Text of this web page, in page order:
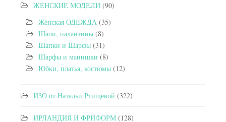
ЖЕНСКИЕ МОДЕЛИ (90)
Женская ОДЕЖДА (35)
Шали, палантины (8)
Шапки и Шарфы (31)
Шарфы и манишки (8)
Юбки, платья, костюмы (12)
ИЗО от Натальи Ртищевой (322)
ИРЛАНДИЯ И ФРИФОРМ (128)